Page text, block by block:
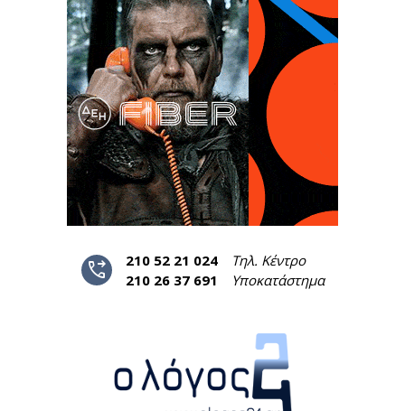
phone_forwarded 210 52 21 024
Τηλ. Κέντρο
210 26 37 691
Υποκατάστημα